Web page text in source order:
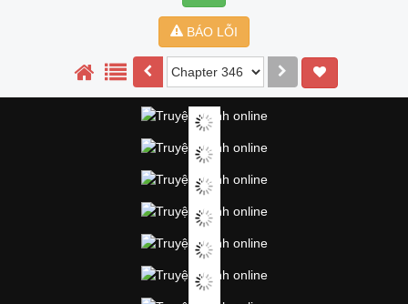
BÁO LỖI